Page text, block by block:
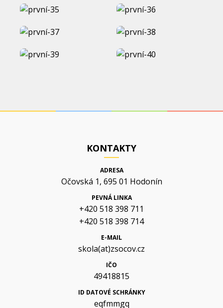
KONTAKTY
ADRESA
Očovská 1, 695 01 Hodonín
PEVNÁ LINKA
+420 518 398 711
+420 518 398 714
E-MAIL
skola(at)zsocov.cz
IČO
49418815
ID DATOVÉ SCHRÁNKY
eqfmmgq